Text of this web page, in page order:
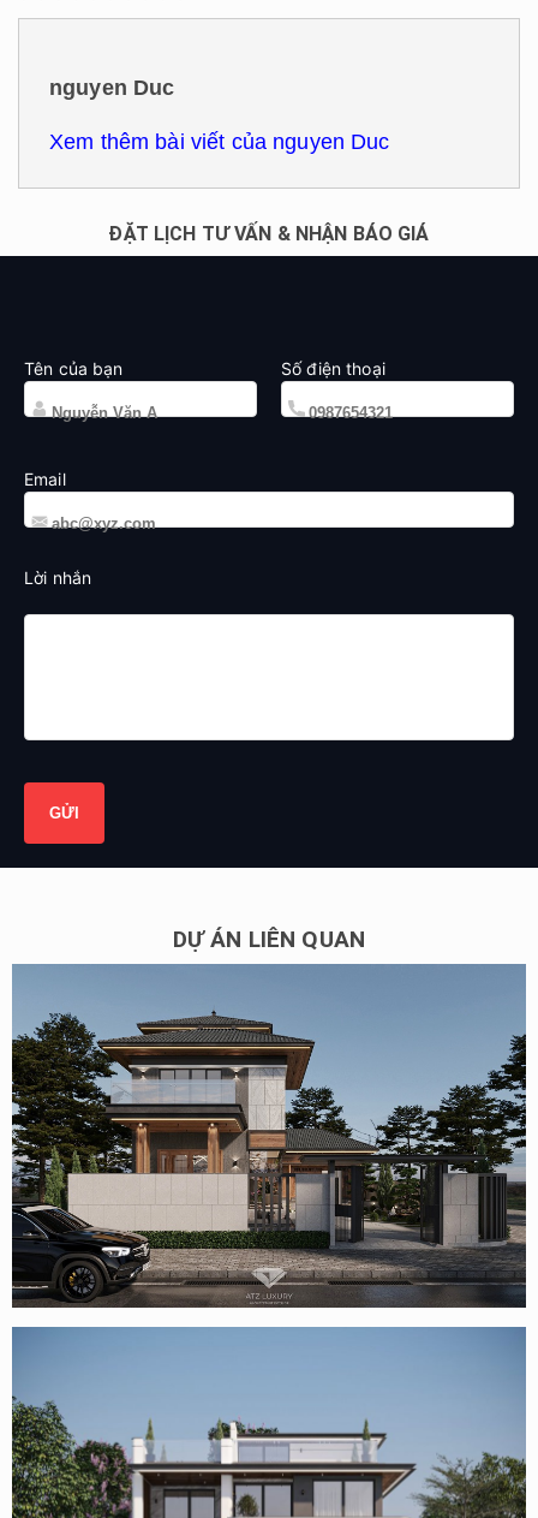
nguyen Duc
Xem thêm bài viết của nguyen Duc
ĐẶT LỊCH TƯ VẤN & NHẬN BÁO GIÁ
Tên của bạn Số điện thoại
Email
Lời nhắn
DỰ ÁN LIÊN QUAN
Mẫu biệt thự 2 tầng 1 tum mái Nhật hiện đại ở Vĩnh Phúc